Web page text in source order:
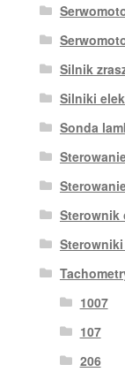
Silnik
Silniki
Sonda
Sterownik
1007
107
206